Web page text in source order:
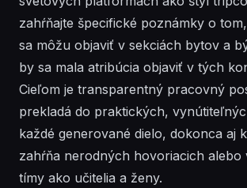
zahŕňajte špecifické poznámky o
sa môžu objaviť v sekciách bytov a
by sa mala atribúcia objaviť v tých
Cieľom je transparentný pracovný
prekladá do praktických,
každé generované dielo, dokonca aj
zahŕňa nerodných hovoriacich alebo
tímy ako učitelia a ženy.